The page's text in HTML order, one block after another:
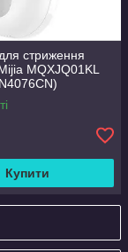
стриження
MQXJQ01KL
Купити